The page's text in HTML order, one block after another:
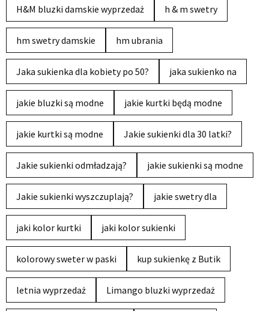
H&M bluzki damskie wyprzedaż h & m swetry
hm swetry damskie hm ubrania
Jaka sukienka dla kobiety po 50? jaka sukienko na
jakie bluzki są modne jakie kurtki będą modne
jakie kurtki są modne Jakie sukienki dla 30 latki?
Jakie sukienki odmładzają? jakie sukienki są modne
Jakie sukienki wyszczuplają? jakie swetry dla
jaki kolor kurtki jaki kolor sukienki
kolorowy sweter w paski kup sukienkę z Butik
letnia wyprzedaż Limango bluzki wyprzedaż